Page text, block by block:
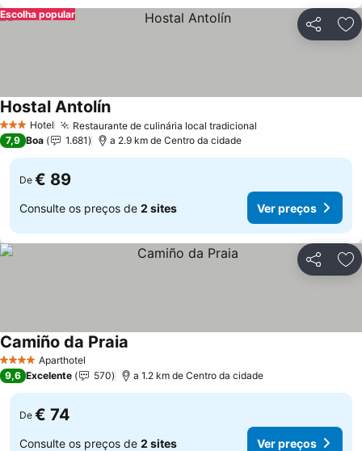
Partilhar
Escolha popular
3 EstrelasHotel Restaurante de culinária local tradicional
Hostal AntolínVer preços
7,9 Boa 1.681 a 2.9 km de Centro da cidade
De € 89
Consulte os preços de 2 sites Ver preços
Partilhar
4 EstrelasAparthotel
Camiño da Praia
9,6 Excelente 570 a 1.2 km de Centro da cidade
De € 74
Consulte os preços de 2 sites Ver preços